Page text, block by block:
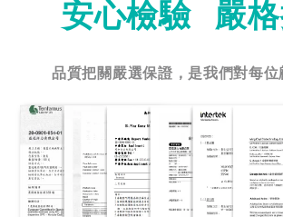
安心檢驗 嚴格
品質把關嚴選保證，是我們對每位